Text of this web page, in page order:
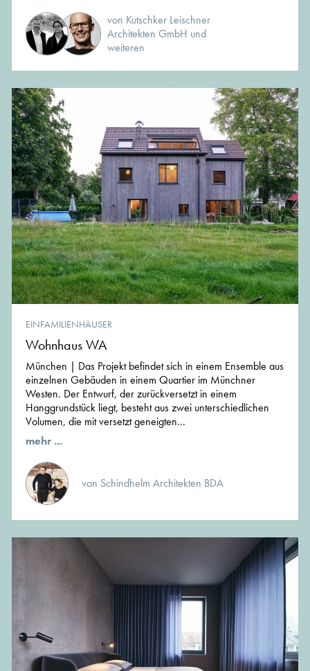
von Kutschker Leischner
Architekten GmbH und
weiteren
EINFAMILIENHÄUSER
Wohnhaus WA
München | Das Projekt befindet sich in einem Ensemble aus
einzelnen Gebäuden in einem Quartier im Münchner
Westen. Der Entwurf, der zurückversetzt in einem
Hanggrundstück liegt, besteht aus zwei unterschiedlichen
Volumen, die mit versetzt geneigten...
mehr ...
von Schindhelm Architekten BDA